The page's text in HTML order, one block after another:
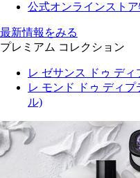
公式オンラインスト
最新情報をみる
プレミアム コレクション
レ ゼサンス ドゥ デ
レ モンド ドゥ ディ
ル)